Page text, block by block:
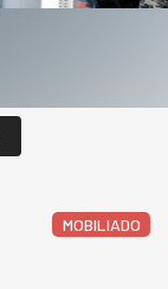
MOBILIADO